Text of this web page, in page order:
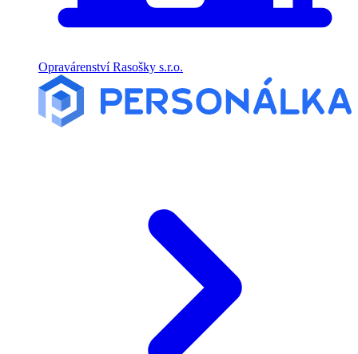
Opravárenství Rasošky s.r.o.